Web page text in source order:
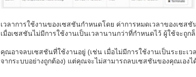
เวลาการใช้งานของเซสชันกำหนดโดย ค่าการหมดเวลาของเซส
เมื่อเซสชันไม่มีการใช้งานเป็นเวลานานกว่าที่กำหนดไว้ ผู้ใช้จะถูก
คุณอาจลบเซสชันที่ใช้งานอยู่ (เช่น เมื่อไม่มีการใช้งานเป็นระยะเ
จากระบบอย่างถูกต้อง) แต่คุณจะไม่สามารถลบเซสชันของคุณเองไ